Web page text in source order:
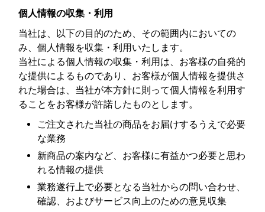
個人情報の収集・利用
当社は、以下の目的のため、その範囲内においての
み、個人情報を収集・利用いたします。
当社による個人情報の収集・利用は、お客様の自発的
な提供によるものであり、お客様が個人情報を提供さ
れた場合は、当社が本方針に則って個人情報を利用す
ることをお客様が許諾したものとします。
ご注文された当社の商品をお届けするうえで必要
な業務
新商品の案内など、お客様に有益かつ必要と思わ
れる情報の提供
業務遂行上で必要となる当社からの問い合わせ、
確認、およびサービス向上のための意見収集